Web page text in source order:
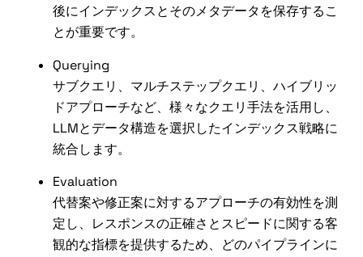
後にインデックスとそのメタデータを保存するこ
とが重要です。
Querying
サブクエリ、マルチステップクエリ、ハイブリッ
ドアプローチなど、様々なクエリ手法を活用し、
LLMとデータ構造を選択したインデックス戦略に
統合します。
Evaluation
代替案や修正案に対するアプローチの有効性を測
定し、レスポンスの正確さとスピードに関する客
観的な指標を提供するため、どのパイプラインに